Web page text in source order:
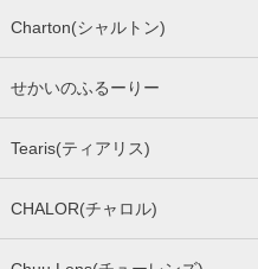
Charton(シャルトン)
せかいのふるーりー
Tearis(ティアリス)
CHALOR(チャロル)